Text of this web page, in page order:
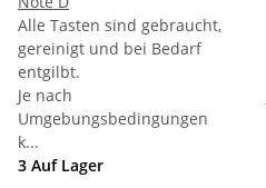
Alle Tasten sind gebraucht,
gereinigt und bei Bedarf
entgilbt.
Je nach
Umgebungsbedingungen
k...
3 Auf Lager